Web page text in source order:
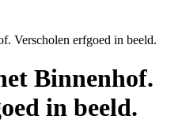
Verscholen erfgoed in beeld.
Binnenhof.
in beeld.